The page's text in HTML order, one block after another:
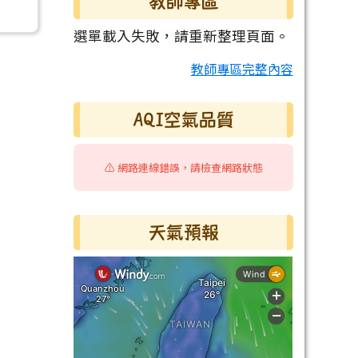
選單載入失敗，請重新整理頁面。
教師專區完整內容
AQI空氣品質
⚠️ 網路連線錯誤，請檢查網路狀態
天氣預報